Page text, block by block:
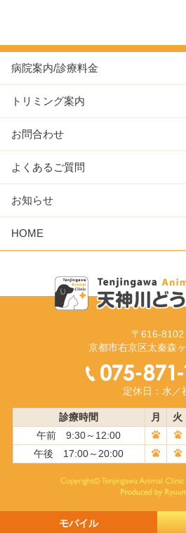
病院案内/診療料金
トリミング案内
お問合わせ
よくあるご質問
お知らせ
HOME
〒616-8102
京都市右京区太秦森
定休日：水／
診療時間 月 火
午前 9:30～12:00
午後 17:00～20:00
モバイル